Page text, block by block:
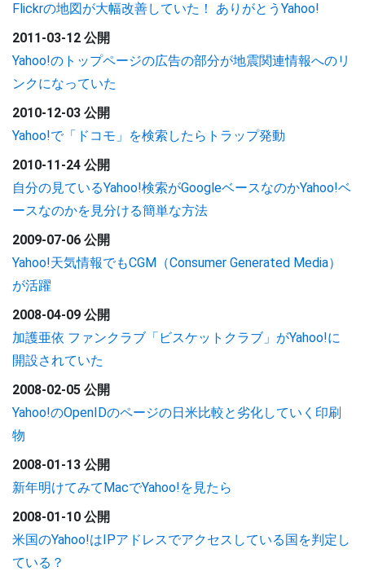
Flickrの地図が大幅改善していた！ ありがとうYahoo!
2011-03-12 公開
Yahoo!のトップページの広告の部分が地震関連情報へのリ
ンクになっていた
2010-12-03 公開
Yahoo!で「ドコモ」を検索したらトラップ発動
2010-11-24 公開
自分の見ているYahoo!検索がGoogleベースなのかYahoo!ベ
ースなのかを見分ける簡単な方法
2009-07-06 公開
Yahoo!天気情報でもCGM（Consumer Generated Media）
が活躍
2008-04-09 公開
加護亜依 ファンクラブ「ビスケットクラブ」がYahoo!に
開設されていた
2008-02-05 公開
Yahoo!のOpenIDのページの日米比較と劣化していく印刷
物
2008-01-13 公開
新年明けてみてMacでYahoo!を見たら
2008-01-10 公開
米国のYahoo!はIPアドレスでアクセスしている国を判定し
ている？